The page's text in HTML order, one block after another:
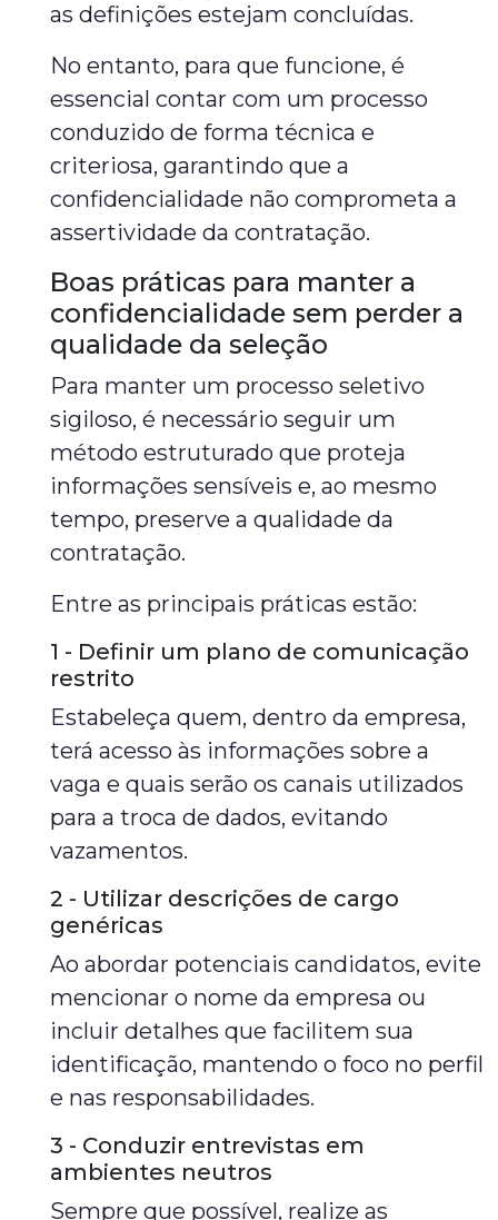
as definições estejam concluídas.
No entanto, para que funcione, é
essencial contar com um processo
conduzido de forma técnica e
criteriosa, garantindo que a
confidencialidade não comprometa a
assertividade da contratação.
Boas práticas para manter a
confidencialidade sem perder a
qualidade da seleção
Para manter um processo seletivo
sigiloso, é necessário seguir um
método estruturado que proteja
informações sensíveis e, ao mesmo
tempo, preserve a qualidade da
contratação.
Entre as principais práticas estão:
1 - Definir um plano de comunicação
restrito
Estabeleça quem, dentro da empresa,
terá acesso às informações sobre a
vaga e quais serão os canais utilizados
para a troca de dados, evitando
vazamentos.
2 - Utilizar descrições de cargo
genéricas
Ao abordar potenciais candidatos, evite
mencionar o nome da empresa ou
incluir detalhes que facilitem sua
identificação, mantendo o foco no perfil
e nas responsabilidades.
3 - Conduzir entrevistas em
ambientes neutros
Sempre que possível, realize as